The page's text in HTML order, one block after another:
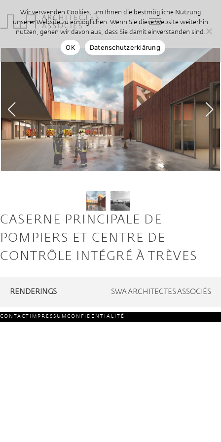
CASERNE PRINCIPALE DE
POMPIERS ET CENTRE DE
CONTRÔLE INTÉGRÉ À TRÈVES
RENDERINGS SWA ARCHITECTES ASSOCIÉS
CONTACT IMPRESSUMCONFIDENTIALITÉ
Wir verwenden Cookies, um Ihnen die bestmögliche Nutzung
unserer Website zu ermöglichen. Wenn Sie diese Website weiterhin
nutzen, gehen wir davon aus, dass Sie damit einverstanden sind.
OK
Datenschutzerklärung